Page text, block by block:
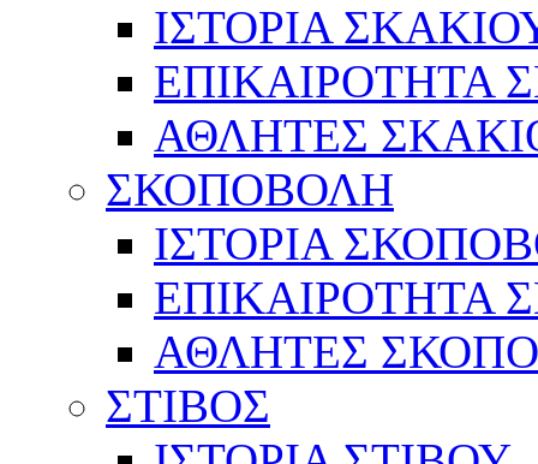
ΙΣΤΟΡΙΑ
ΕΠΙΚΑΙΡΟΤΗΤΑ
ΑΘΛΗΤΕΣ
ΣΚΟΠΟΒΟΛΗ
ΙΣΤΟΡΙΑ
ΕΠΙΚΑΙΡΟΤΗΤΑ
ΑΘΛΗΤΕΣ
ΣΤΙΒΟΣ